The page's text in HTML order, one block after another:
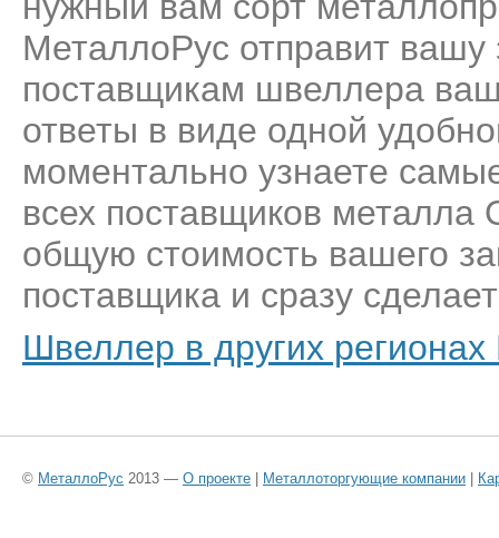
МеталлоРус отправит
поставщикам швеллера
ответы в виде одной
моментально узнаете
всех поставщиков
общую стоимость вашего
поставщика и сразу
Швеллер в других регионах
© МеталлоРус 2013 — О проекте | Металлоторгующие компании |